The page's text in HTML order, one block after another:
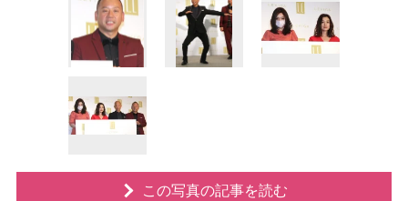
この写真の記事を読む